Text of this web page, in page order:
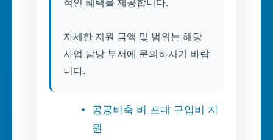
적인 혜택을 제공합니다.
자세한 지원 금액 및 범위는 해당
사업 담당 부서에 문의하시기 바랍
니다.
공공비축 벼 포대 구입비 지
원